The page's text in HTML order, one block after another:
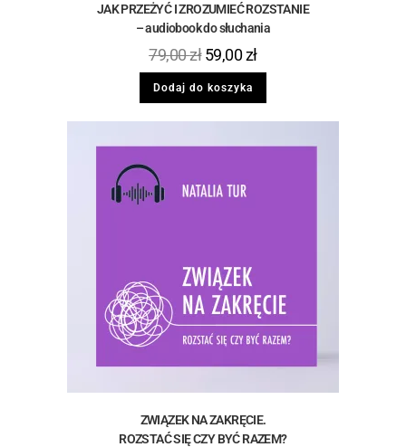
JAK PRZEŻYĆ I ZROZUMIEĆ ROZSTANIE
– audiobook do słuchania
79,00zł 59,00zł
Dodaj do koszyka
ZWIĄZEK NA ZAKRĘCIE.
ROZSTAĆ SIĘ CZY BYĆ RAZEM?